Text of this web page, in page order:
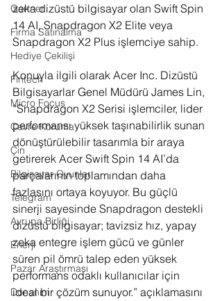
Gartner
Firma Satınalma
Hediye Çekilişi
Fintech
Micro Focus
Çevre Koruma
Çin
Bilgisayar Oyunları
Telegram
Avrupa Birliği
Enerji
Pazar Araştırması
Donanım
zeka dizüstü bilgisayar olan Swift Spin
14 AI, Snapdragon X2 Elite veya
Snapdragon X2 Plus işlemciye sahip.
Konuyla ilgili olarak Acer Inc. Dizüstü
Bilgisayarlar Genel Müdürü James Lin,
“Snapdragon X2 Serisi işlemciler, lider
performansı yüksek taşınabilirlik sunan
dönüştürülebilir tasarımla bir araya
getirerek Acer Swift Spin 14 AI’da
parçalarının toplamından daha
fazlasını ortaya koyuyor. Bu güçlü
sinerji sayesinde Snapdragon destekli
dizüstü bilgisayar; tavizsiz hız, yapay
zeka entegre işlem gücü ve günler
süren pil ömrü talep eden yüksek
performans odaklı kullanıcılar için
ideal bir çözüm sunuyor.” açıklamasını